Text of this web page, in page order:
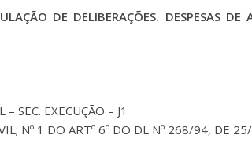
DE DELIBERAÇÕES. DESPESAS
SEC. EXECUÇÃO – J1
Nº 1 DO ARTº 6º DO DL Nº 268/94, DE